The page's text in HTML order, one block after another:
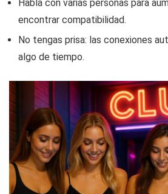
Habla con varias personas para
encontrar compatibilidad.
No tengas prisa: las conexiones
algo de tiempo.